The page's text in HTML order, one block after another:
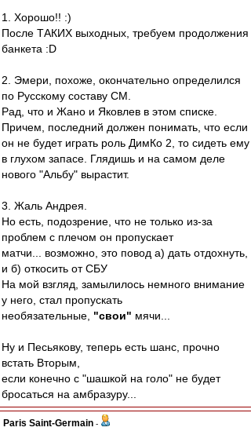
1. Хорошо!! :)
После ТАКИХ выходных, требуем продолжения
банкета :D
2. Эмери, похоже, окончательно определился
по Русскому составу СМ.
Рад, что и Жано и Яковлев в этом списке.
Причем, последний должен понимать, что если
он не будет играть роль ДимКо 2, то сидеть ему
в глухом запасе. Глядишь и на самом деле
нового "Альбу" вырастит.
3. Жаль Андрея.
Но есть, подозрение, что не только из-за
проблем с плечом он пропускает
матчи... возможно, это повод а) дать отдохнуть,
и б) откосить от СБУ
На мой взгляд, замылилось немного внимание
у него, стал пропускать
необязательные, "свои" мячи...
Ну и Песьякову, теперь есть шанс, прочно
встать Вторым,
если конечно с "шашкой на голо" не будет
бросаться на амбразуру...
Paris Saint-Germain -